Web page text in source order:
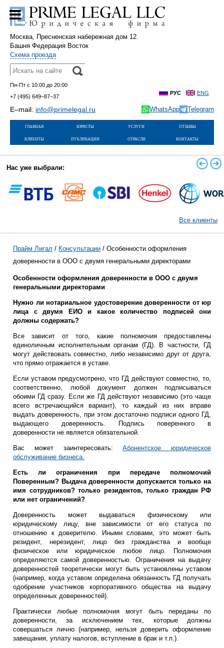
РУС ENG
WhatsApp Telegram
Москва, Пресненская набережная дом 12.
Башня Федерация Восток
Схема проезда
Пн-Пт с 10:00 до 20:00
+7 (495) 649–87–37
E–mail: info@primelegal.ru
главная юристы услуги
отзывы
клиенты
публикации отрасли контакты
Нас уже выбрали:
Все клиенты
Прайм Лигал / Консультации / Особенности оформления
доверенности в ООО с двумя генеральными директорами
Особенности оформления доверенности в ООО с двумя
генеральными директорами
Нужно ли нотариальное удостоверение доверенности от юр
лица с двумя ЕИО и какое количество подписей они
должны содержать?
Все зависит от того, какие полномочия предоставлены
единоличным исполнительным органам (ГД). В частности, ГД
могут действовать совместно, либо независимо друг от друга,
что прямо отражается в уставе.
Если уставом предусмотрено, что ГД действуют совместно, то,
соответственно, любой документ должен подписываться
обоими ГД сразу. Если же ГД действуют независимо (это чаще
всего встречающийся вариант), то каждый из них вправе
выдать доверенность, при этом достаточно подписи одного ГД,
выдающего доверенность. Подпись поверенного в
доверенности не является обязательной.
Вас может заинтересовать:Абонентское юридическое
обслуживание бизнеса.
Есть ли ограничения при передаче полномочий
Поверенным? Выдача доверенности допускается только на
имя сотрудников? только резидентов, только граждан РФ
или нет ограничений?
Доверенность может выдаваться физическому или
юридическому лицу, вне зависимости от его статуса по
отношению к доверителю. Иными словами, это может быть
резидент, нерезидент, лицо без гражданства и вообще
физическое или юридическое любое лицо. Полномочия
определяются самой доверенностью. Ограничения на выдачу
доверенностей теоретически могут быть установлены уставом
(например, когда уставом определена обязанность ГД получать
одобрение участников корпоративного общества на выдачу
определенных доверенностей).
Практически любые полномочия могут быть переданы по
доверенности, за исключением тех, которые должны
совершаться лично (например, нельзя доверить оформление
завещания, уплату налогов, вступление в брак и т.п.).